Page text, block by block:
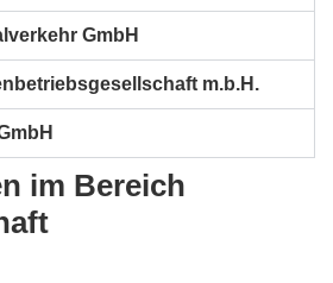
GmbH
m.b.H.
im Bereich